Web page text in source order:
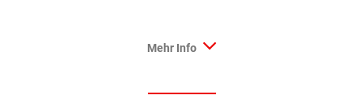
Mehr Info